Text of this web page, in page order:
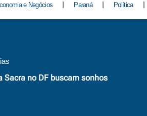
e Negócios Paraná Política
no DF buscam sonhos